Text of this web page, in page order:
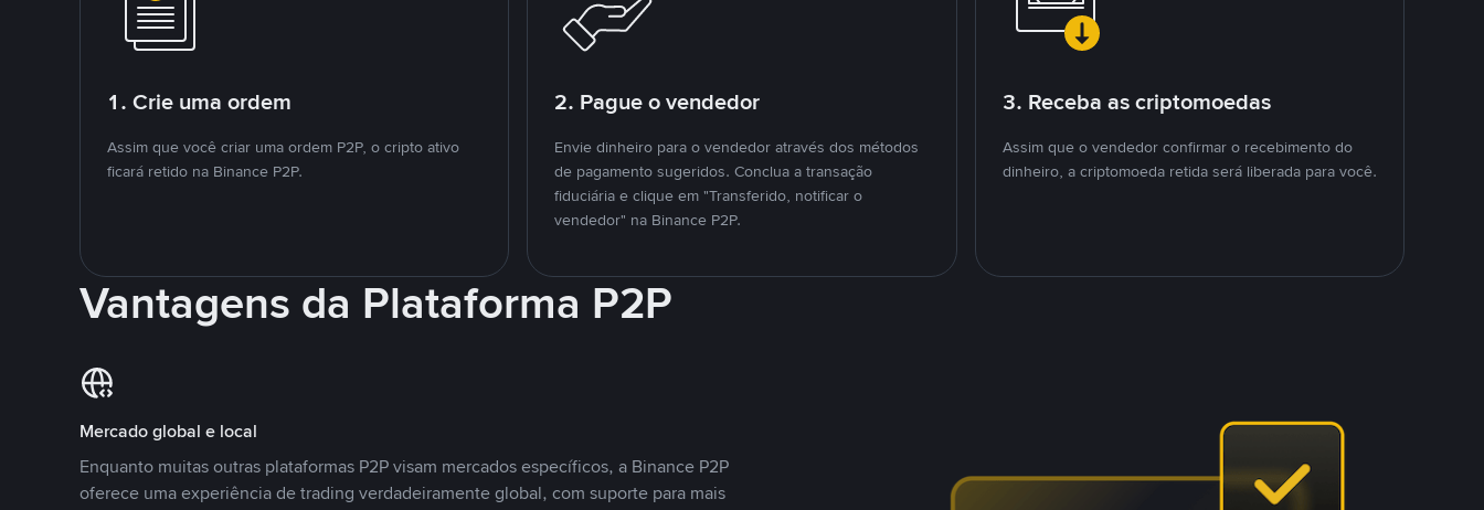
1. Crie uma ordem
Assim que você criar uma ordem P2P, o cripto ativo
ficará retido na Binance P2P.
2. Pague o vendedor
Envie dinheiro para o vendedor através dos métodos
de pagamento sugeridos. Conclua a transação
fiduciária e clique em "Transferido, notificar o
vendedor" na Binance P2P.
3. Receba as criptomoedas
Assim que o vendedor confirmar o recebimento do
dinheiro, a criptomoeda retida será liberada para você.
Vantagens da Plataforma P2P
Mercado global e local
Enquanto muitas outras plataformas P2P visam mercados específicos, a Binance P2P
oferece uma experiência de trading verdadeiramente global, com suporte para mais